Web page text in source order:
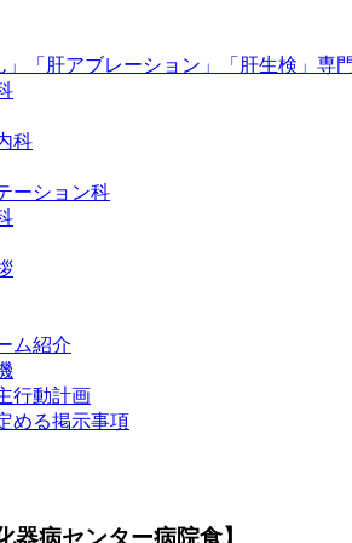
」「肝アブレーション」「肝生検」専
科
ーション科
ム紹介
行動計画
める掲示事項
器病センター病院食】